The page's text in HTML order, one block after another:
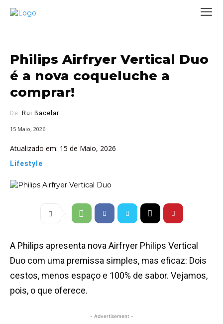
Philips Airfryer Vertical Duo
é a nova coqueluche a
comprar!
De: Rui Bacelar
15 Maio, 2026
Atualizado em: 15 de Maio, 2026
Lifestyle
A Philips apresenta nova Airfryer Philips Vertical
Duo com uma premissa simples, mas eficaz: Dois
cestos, menos espaço e 100% de sabor. Vejamos,
pois, o que oferece.
- Advertisement -